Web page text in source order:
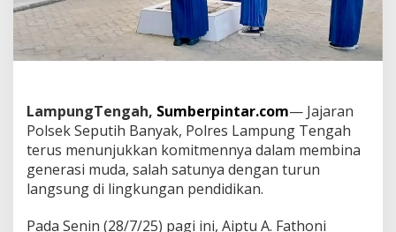
G
e
e
s
i
M
d
a
e
LampungTengah, Sumberpintar.com— Jajaran
Polsek Seputih Banyak, Polres Lampung Tengah
terus menunjukkan komitmennya dalam membina
generasi muda, salah satunya dengan turun
langsung di lingkungan pendidikan.
Pada Senin (28/7/25) pagi ini, Aiptu A. Fathoni